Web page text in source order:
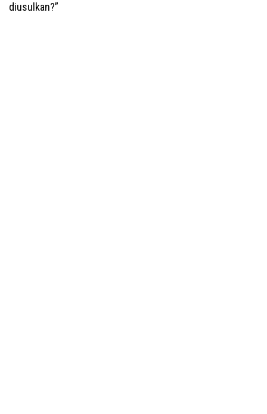
diusulkan?”